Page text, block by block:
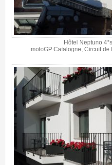
Hôtel Neptuno
motoGP Catalogne, Circuit